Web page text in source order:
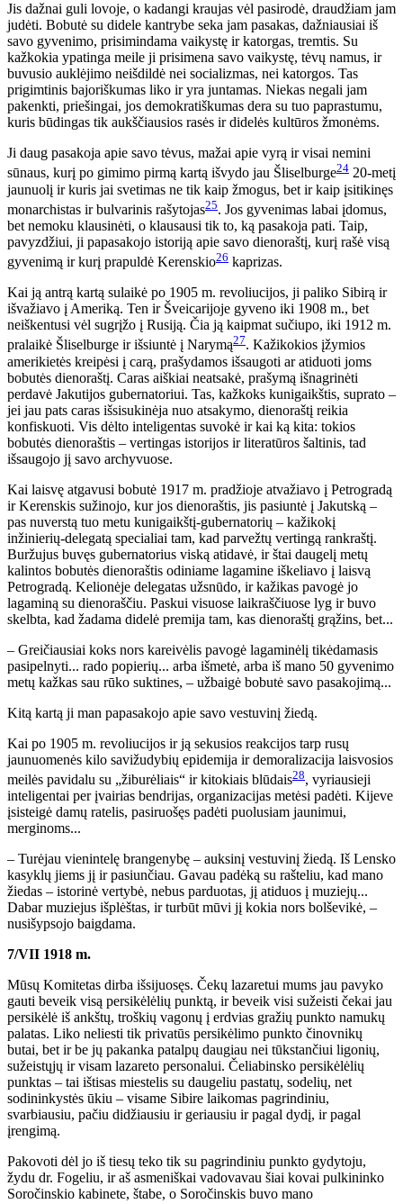
Jis dažnai guli lovoje, o kadangi kraujas vėl pasirodė, draudžiam jam
judėti. Bobutė su didele kantrybe seka jam pasakas, dažniausiai iš
savo gyvenimo, prisimindama vaikystę ir katorgas, tremtis. Su
kažkokia ypatinga meile ji prisimena savo vaikystę, tėvų namus, ir
buvusio auklėjimo neišdildė nei socializmas, nei katorgos. Tas
prigimtinis bajoriškumas liko ir yra juntamas. Niekas negali jam
pakenkti, priešingai, jos demokratiškumas dera su tuo paprastumu,
kuris būdingas tik aukščiausios rasės ir didelės kultūros žmonėms.
Ji daug pasakoja apie savo tėvus, mažai apie vyrą ir visai nemini
sūnaus, kurį po gimimo pirmą kartą išvydo jau Šliselburge24 20-metį
jaunuolį ir kuris jai svetimas ne tik kaip žmogus, bet ir kaip įsitikinęs
monarchistas ir bulvarinis rašytojas25. Jos gyvenimas labai įdomus,
bet nemoku klausinėti, o klausausi tik to, ką pasakoja pati. Taip,
pavyzdžiui, ji papasakojo istoriją apie savo dienoraštį, kurį rašė visą
gyvenimą ir kurį prapuldė Kerenskio26 kaprizas.
Kai ją antrą kartą sulaikė po 1905 m. revoliucijos, ji paliko Sibirą ir
išvažiavo į Ameriką. Ten ir Šveicarijoje gyveno iki 1908 m., bet
neiškentusi vėl sugrįžo į Rusiją. Čia ją kaipmat sučiupo, iki 1912 m.
pralaikė Šliselburge ir išsiuntė į Narymą27. Kažikokios įžymios
amerikietės kreipėsi į carą, prašydamos išsaugoti ar atiduoti joms
bobutės dienoraštį. Caras aiškiai neatsakė, prašymą išnagrinėti
perdavė Jakutijos gubernatoriui. Tas, kažkoks kunigaikštis, suprato –
jei jau pats caras išsisukinėja nuo atsakymo, dienoraštį reikia
konfiskuoti. Vis dėlto inteligentas suvokė ir kai ką kita: tokios
bobutės dienoraštis – vertingas istorijos ir literatūros šaltinis, tad
išsaugojo jį savo archyvuose.
Kai laisvę atgavusi bobutė 1917 m. pradžioje atvažiavo į Petrogradą
ir Kerenskis sužinojo, kur jos dienoraštis, jis pasiuntė į Jakutską –
pas nuverstą tuo metu kunigaikštį-gubernatorių – kažikokį
inžinierių-delegatą specialiai tam, kad parvežtų vertingą rankraštį.
Buržujus buvęs gubernatorius viską atidavė, ir štai daugelį metų
kalintos bobutės dienoraštis odiniame lagamine iškeliavo į laisvą
Petrogradą. Kelionėje delegatas užsnūdo, ir kažikas pavogė jo
lagaminą su dienoraščiu. Paskui visuose laikraščiuose lyg ir buvo
skelbta, kad žadama didelė premija tam, kas dienoraštį grąžins, bet...
– Greičiausiai koks nors kareivėlis pavogė lagaminėlį tikėdamasis
pasipelnyti... rado popierių... arba išmetė, arba iš mano 50 gyvenimo
metų kažkas sau rūko suktines, – užbaigė bobutė savo pasakojimą...
Kitą kartą ji man papasakojo apie savo vestuvinį žiedą.
Kai po 1905 m. revoliucijos ir ją sekusios reakcijos tarp rusų
jaunuomenės kilo savižudybių epidemija ir demoralizacija laisvosios
meilės pavidalu su „žiburėliais“ ir kitokiais blūdais28, vyriausieji
inteligentai per įvairias bendrijas, organizacijas metėsi padėti. Kijeve
įsisteigė damų ratelis, pasiruošęs padėti puolusiam jaunimui,
merginoms...
– Turėjau vienintelę brangenybę – auksinį vestuvinį žiedą. Iš Lensko
kasyklų jiems jį ir pasiunčiau. Gavau padėką su rašteliu, kad mano
žiedas – istorinė vertybė, nebus parduotas, jį atiduos į muziejų...
Dabar muziejus išplėštas, ir turbūt mūvi jį kokia nors bolševikė, –
nusišypsojo baigdama.
7/VII 1918 m.
Mūsų Komitetas dirba išsijuosęs. Čekų lazaretui mums jau pavyko
gauti beveik visą persikėlėlių punktą, ir beveik visi sužeisti čekai jau
persikėlė iš ankštų, troškių vagonų į erdvias gražių punkto namukų
palatas. Liko neliesti tik privatūs persikėlimo punkto činovnikų
butai, bet ir be jų pakanka patalpų daugiau nei tūkstančiui ligonių,
sužeistųjų ir visam lazareto personalui. Čeliabinsko persikėlėlių
punktas – tai ištisas miestelis su daugeliu pastatų, sodelių, net
sodininkystės ūkiu – visame Sibire laikomas pagrindiniu,
svarbiausiu, pačiu didžiausiu ir geriausiu ir pagal dydį, ir pagal
įrengimą.
Pakovoti dėl jo iš tiesų teko tik su pagrindiniu punkto gydytoju,
žydu dr. Fogeliu, ir aš asmeniškai vadovavau šiai kovai pulkininko
Soročinskio kabinete, štabe, o Soročinskis buvo mano